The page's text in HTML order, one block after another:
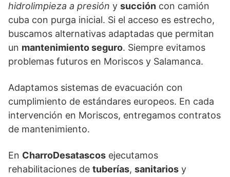
hidrolimpieza a presión y succión con camión
cuba con purga inicial. Si el acceso es estrecho,
buscamos alternativas adaptadas que permitan
un mantenimiento seguro. Siempre evitamos
problemas futuros en Moriscos y Salamanca.
Adaptamos sistemas de evacuación con
cumplimiento de estándares europeos. En cada
intervención en Moriscos, entregamos contratos
de mantenimiento.
En CharroDesatascos ejecutamos
rehabilitaciones de tuberías, sanitarios y